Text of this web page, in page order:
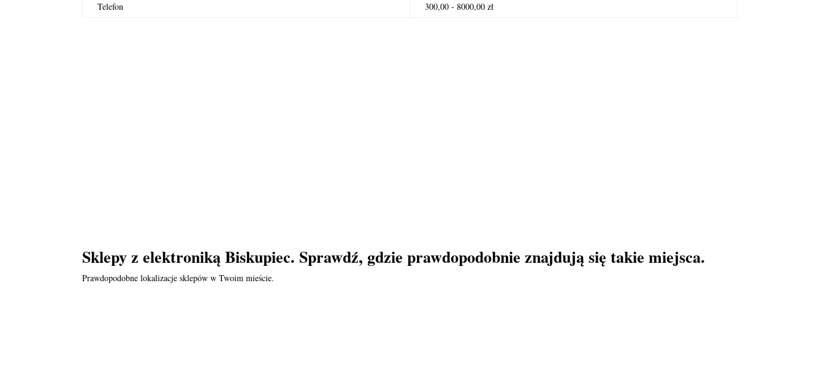
Telefon
300,00 - 8000,00 zł
Sklepy z elektroniką Biskupiec. Sprawdź, gdzie prawdopodobnie znajdują się takie miejsca.
Prawdopodobne lokalizacje sklepów w Twoim mieście.